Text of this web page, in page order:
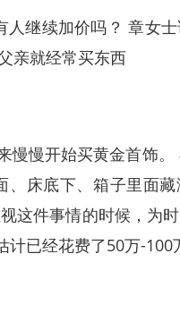
继续加价吗？ 章女士
亲就经常买东西
慢开始买黄金首饰。
、床底下、箱子里面
这件事情的时候，为
已经花费了50万-100